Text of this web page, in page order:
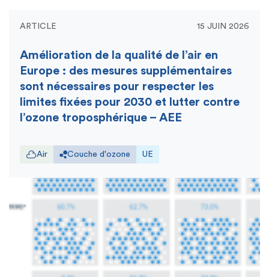
ARTICLE 15 JUIN 2026
Amélioration de la qualité de l’air en
Europe : des mesures supplémentaires
sont nécessaires pour respecter les
limites fixées pour 2030 et lutter contre
l’ozone troposphérique – AEE
Air Couche d'ozone UE